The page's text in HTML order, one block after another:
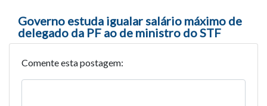
Governo estuda igualar salário máximo de
delegado da PF ao de ministro do STF
Comente esta postagem: